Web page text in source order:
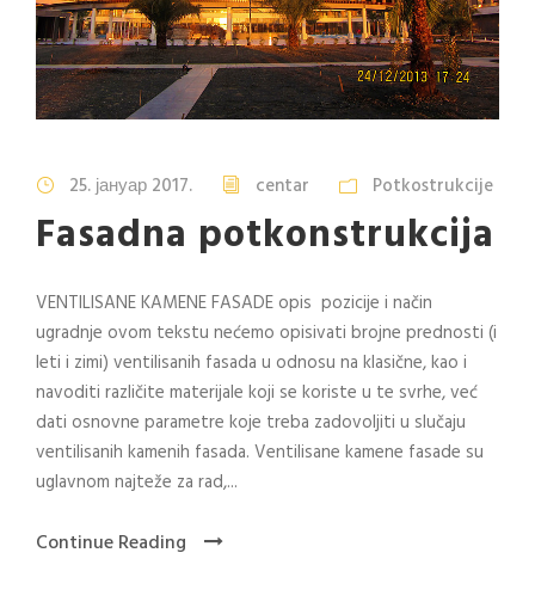
25. јануар 2017. centar Potkostrukcije
Fasadna potkonstrukcija
VENTILISANE KAMENE FASADE opis pozicije i način
ugradnje ovom tekstu nećemo opisivati brojne prednosti (i
leti i zimi) ventilisanih fasada u odnosu na klasične, kao i
navoditi različite materijale koji se koriste u te svrhe, već
dati osnovne parametre koje treba zadovoljiti u slučaju
ventilisanih kamenih fasada. Ventilisane kamene fasade su
uglavnom najteže za rad,...
Continue Reading